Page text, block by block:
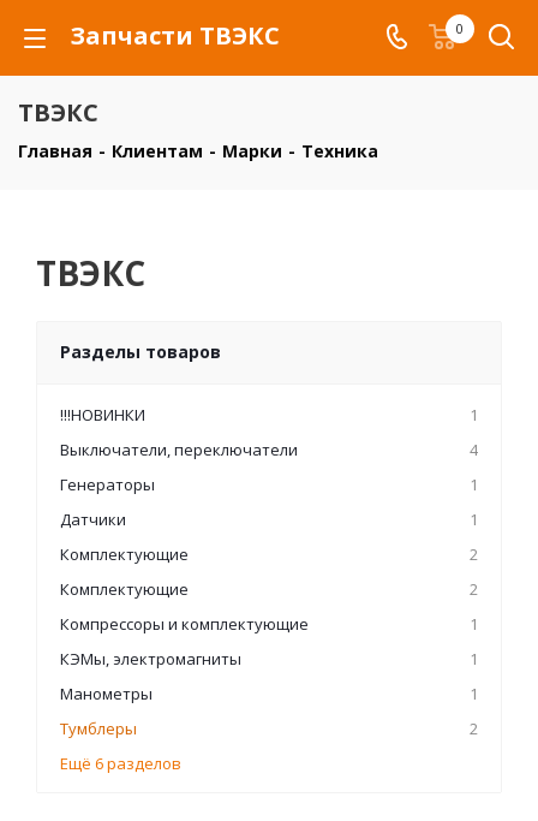
Запчасти ТВЭКС 0
ТВЭКС
Главная - Клиентам - Марки - Техника
ТВЭКС
Разделы товаров
!!!НОВИНКИ
1
Выключатели, переключатели
4
Генераторы
1
Датчики
1
Комплектующие
2
Комплектующие
2
Компрессоры и комплектующие
1
КЭМы, электромагниты
1
Манометры
1
Тумблеры
2
Ещё 6 разделов